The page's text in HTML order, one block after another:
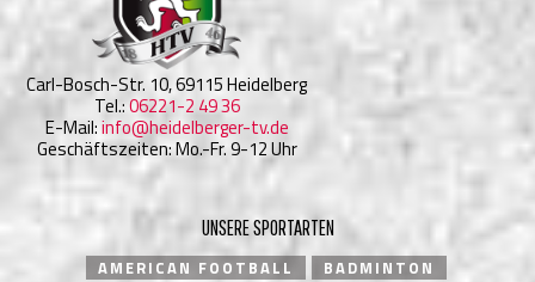
Carl-Bosch-Str. 10, 69115 Heidelberg
Tel.:06221-2 49 36
E-Mail:info@heidelberger-tv.de
Geschäftszeiten: Mo.-Fr. 9-12 Uhr
UNSERE SPORTARTEN
AMERICAN FOOTBALL
BADMINTON